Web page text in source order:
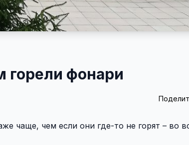
горели фонари
чаще, чем если они где-то не горят – во